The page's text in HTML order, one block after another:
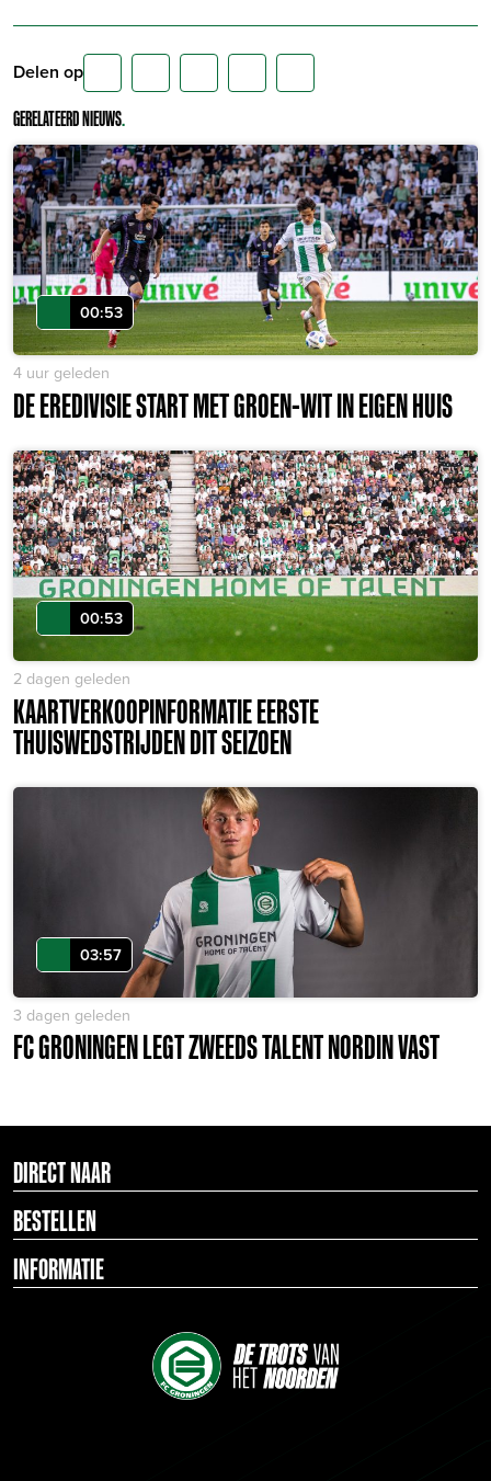
Delen op
GERELATEERD NIEUWS.
00:53
4 uur geleden
DE EREDIVISIE START MET GROEN-WIT IN EIGEN HUIS
00:53
2 dagen geleden
KAARTVERKOOPINFORMATIE EERSTE
THUISWEDSTRIJDEN DIT SEIZOEN
03:57
3 dagen geleden
FC GRONINGEN LEGT ZWEEDS TALENT NORDIN VAST
DIRECT NAAR
BESTELLEN
INFORMATIE